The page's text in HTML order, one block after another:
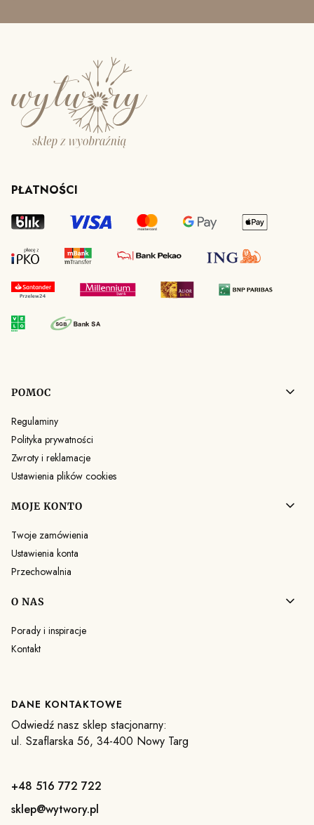
PŁATNOŚCI
Linki w stopce
POMOC
Regulaminy
Polityka prywatności
Zwroty i reklamacje
Ustawienia plików cookies
MOJE KONTO
Twoje zamówienia
Ustawienia konta
Przechowalnia
O NAS
Porady i inspiracje
Kontakt
DANE KONTAKTOWE
Odwiedź nasz sklep stacjonarny:
ul. Szaflarska 56, 34-400 Nowy Targ
+48 516 772 722
sklep@wytwory.pl